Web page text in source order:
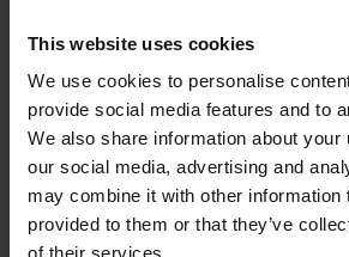
This website uses cookies
We use cookies to personalise
provide social media features and to
We also share information about your
our social media, advertising and
may combine it with other information
provided to them or that they’ve
of their services.
Ogólne zadowolenie
97.0%klientów jest zadowolonych z
Karma weterynaryjna cieszy się
opiniami, a większość użytkowników